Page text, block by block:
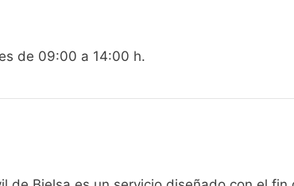
de 09:00 a 14:00 h.